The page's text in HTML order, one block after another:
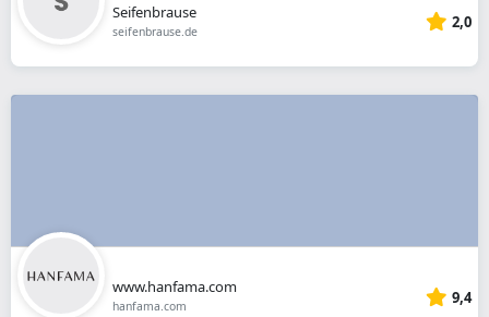
Seifenbrause
seifenbrause.de 2,0
www.hanfama.com
hanfama.com 9,4